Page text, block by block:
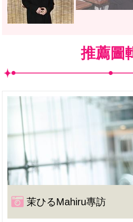
推薦圖
茉ひるMahiru專訪